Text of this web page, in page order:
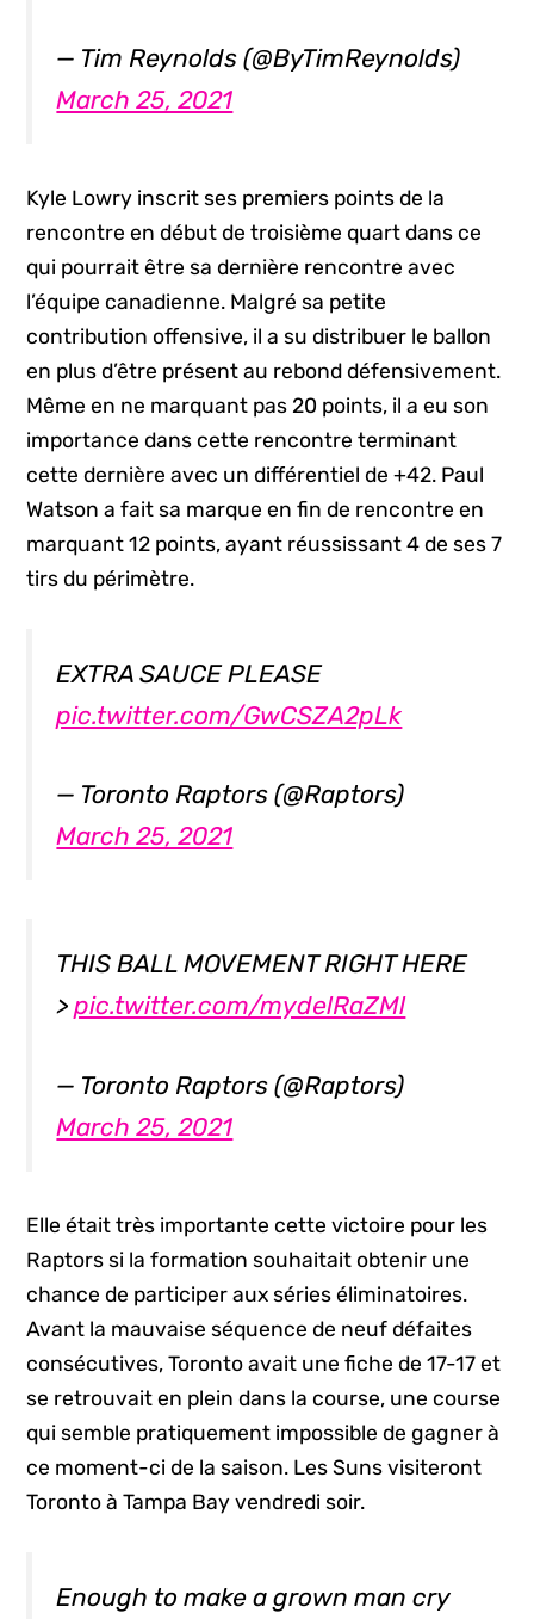
— Tim Reynolds (@ByTimReynolds)
March 25, 2021
Kyle Lowry inscrit ses premiers points de la
rencontre en début de troisième quart dans ce
qui pourrait être sa dernière rencontre avec
l’équipe canadienne. Malgré sa petite
contribution offensive, il a su distribuer le ballon
en plus d’être présent au rebond défensivement.
Même en ne marquant pas 20 points, il a eu son
importance dans cette rencontre terminant
cette dernière avec un différentiel de +42. Paul
Watson a fait sa marque en fin de rencontre en
marquant 12 points, ayant réussissant 4 de ses 7
tirs du périmètre.
EXTRA SAUCE PLEASE
pic.twitter.com/GwCSZA2pLk
— Toronto Raptors (@Raptors)
March 25, 2021
THIS BALL MOVEMENT RIGHT HERE
>pic.twitter.com/mydelRaZMl
— Toronto Raptors (@Raptors)
March 25, 2021
Elle était très importante cette victoire pour les
Raptors si la formation souhaitait obtenir une
chance de participer aux séries éliminatoires.
Avant la mauvaise séquence de neuf défaites
consécutives, Toronto avait une fiche de 17-17 et
se retrouvait en plein dans la course, une course
qui semble pratiquement impossible de gagner à
ce moment-ci de la saison. Les Suns visiteront
Toronto à Tampa Bay vendredi soir.
Enough to make a grown man cry